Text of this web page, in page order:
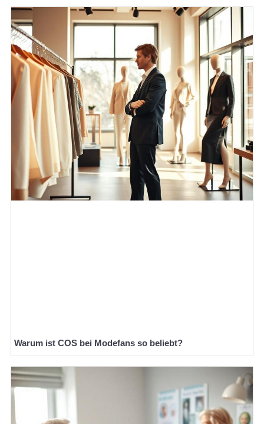
Warum ist COS bei Modefans so beliebt?